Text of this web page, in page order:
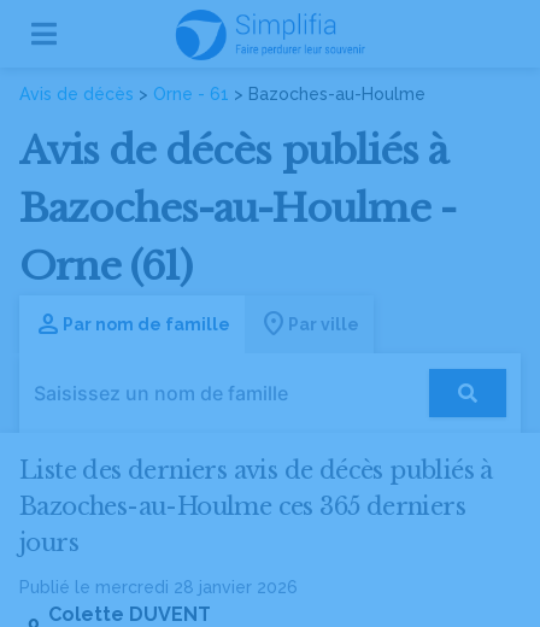
Avis de décès > Orne - 61 > Bazoches-au-Houlme
Avis de décès publiés à
Bazoches-au-Houlme -
Orne (61)
Par nom de famille Par ville
Liste des derniers avis de décès publiés à
Bazoches-au-Houlme ces 365 derniers
jours
Publié le mercredi 28 janvier 2026
Colette DUVENT